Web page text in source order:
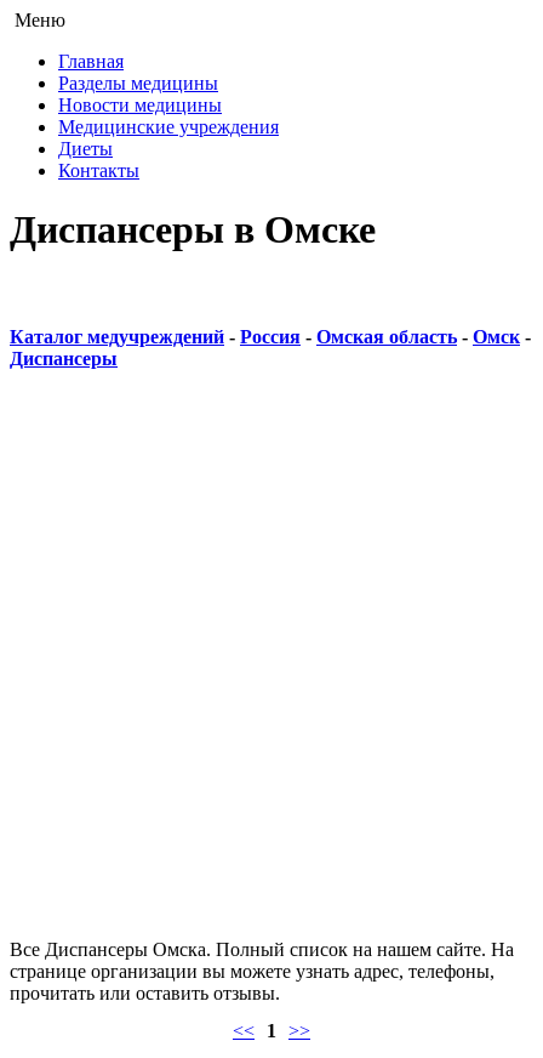
Меню
Главная
Разделы медицины
Новости медицины
Медицинские учреждения
Диеты
Контакты
Диспансеры в Омске
Каталог медучреждений - Россия - Омская область - Омск -
Диспансеры
Все Диспансеры Омска. Полный список на нашем сайте. На
странице организации вы можете узнать адрес, телефоны,
прочитать или оставить отзывы.
<<
1 >>